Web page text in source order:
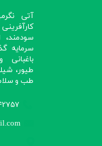
آتی
سودمند،
سرمایه
طیور،
طب و